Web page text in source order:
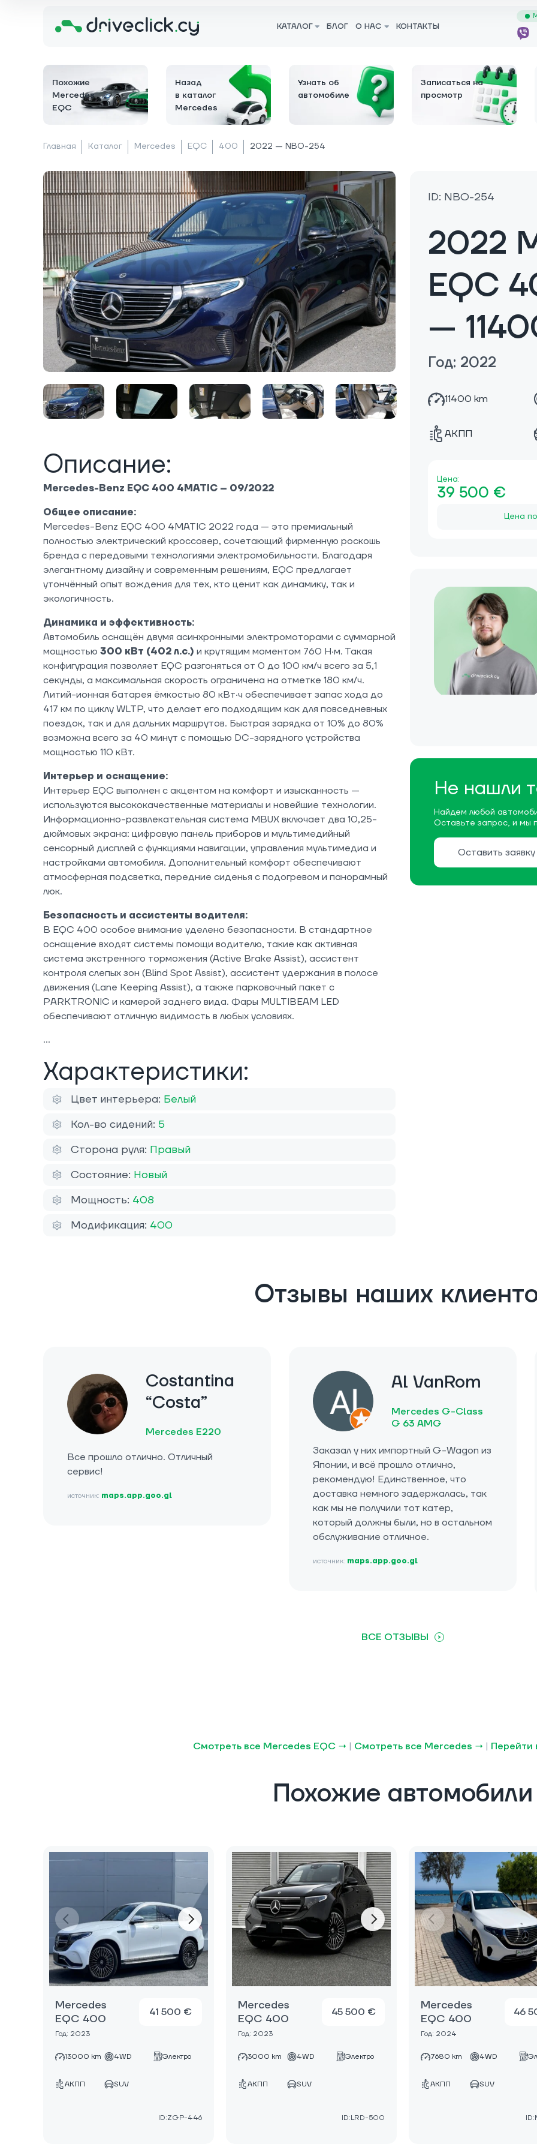
КАТАЛОГ БЛОГ О НАС КОНТАКТЫ
Похожие
Mercedes
EQC
Назад
в каталог
Mercedes
Узнать об
автомобиле
Записаться на
просмотр
Главная Каталог Mercedes EQC 400 2022 — NBO-254
ID: NBO-254
2022
EQC
—
Год: 2022
11400 km
АКПП
Цена:
39 500 €
Цена
Не нашли
Найдем любой
Оставьте запрос, и мы
Оставить заявку
Описание:
Mercedes-Benz EQC 400 4MATIC – 09/2022
Общее описание:
Mercedes-Benz EQC 400 4MATIC 2022 года — это премиальный
полностью электрический кроссовер, сочетающий фирменную роскошь
бренда с передовыми технологиями электромобильности. Благодаря
элегантному дизайну и современным решениям, EQC предлагает
утончённый опыт вождения для тех, кто ценит как динамику, так и
экологичность.
Динамика и эффективность:
Автомобиль оснащён двумя асинхронными электромоторами с суммарной
мощностью 300 кВт (402 л.с.) и крутящим моментом 760 Н·м. Такая
конфигурация позволяет EQC разгоняться от 0 до 100 км/ч всего за 5,1
секунды, а максимальная скорость ограничена на отметке 180 км/ч.
Литий-ионная батарея ёмкостью 80 кВт·ч обеспечивает запас хода до
417 км по циклу WLTP, что делает его подходящим как для повседневных
поездок, так и для дальних маршрутов. Быстрая зарядка от 10% до 80%
возможна всего за 40 минут с помощью DC-зарядного устройства
мощностью 110 кВт.
Интерьер и оснащение:
Интерьер EQC выполнен с акцентом на комфорт и изысканность —
используются высококачественные материалы и новейшие технологии.
Информационно-развлекательная система MBUX включает два 10,25-
дюймовых экрана: цифровую панель приборов и мультимедийный
сенсорный дисплей с функциями навигации, управления мультимедиа и
настройками автомобиля. Дополнительный комфорт обеспечивают
атмосферная подсветка, передние сиденья с подогревом и панорамный
люк.
Безопасность и ассистенты водителя:
В EQC 400 особое внимание уделено безопасности. В стандартное
оснащение входят системы помощи водителю, такие как активная
система экстренного торможения (Active Brake Assist), ассистент
контроля слепых зон (Blind Spot Assist), ассистент удержания в полосе
движения (Lane Keeping Assist), а также парковочный пакет с
PARKTRONIC и камерой заднего вида. Фары MULTIBEAM LED
обеспечивают отличную видимость в любых условиях.
Характеристики:
Цвет интерьера: Белый
Кол-во сидений: 5
Сторона руля: Правый
Состояние: Новый
Мощность: 408
Модификация: 400
Отзывы наших
Costantina
“Costa”
Mercedes E220
Все прошло отлично. Отличный
сервис!
источник: maps.app.goo.gl
Al VanRom
Mercedes G-Class
G 63 AMG
Заказал у них импортный G-Wagon из
Японии, и всё прошло отлично,
рекомендую! Единственное, что
доставка немного задержалась, так
как мы не получили тот катер,
который должны были, но в остальном
обслуживание отличное.
источник: maps.app.goo.gl
ВСЕ ОТЗЫВЫ
Смотреть все Mercedes EQC → | Смотреть все Mercedes → | Перейти
Похожие автомобили
Mercedes
EQC 400
Год: 2023
41 500 €
13000 km 4WD Электро
АКПП SUV
ID:ZGP-446
Mercedes
EQC 400
Год: 2023
45 500 €
3000 km 4WD Электро
АКПП SUV
ID:LRD-500
Mercedes
EQC 400
Год: 2024
46
7680 km 4WD
АКПП SUV